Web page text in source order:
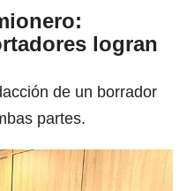
logran
de un borrador
partes.